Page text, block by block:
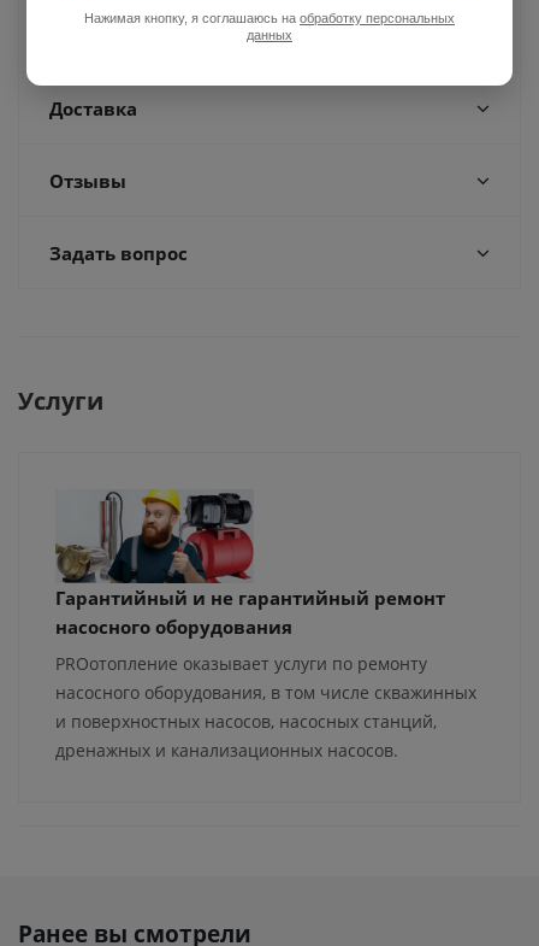
Доставка
Отзывы
Задать вопрос
Услуги
Гарантийный и не гарантийный ремонт
насосного оборудования
PROотопление оказывает услуги по ремонту
насосного оборудования, в том числе скважинных
и поверхностных насосов, насосных станций,
дренажных и канализационных насосов.
Ранее вы смотрели
Нажимая кнопку, я соглашаюсь на обработку персональных
данных